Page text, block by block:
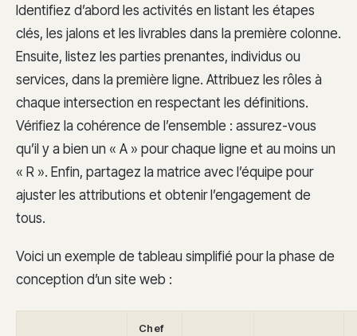
Identifiez d’abord les activités en listant les étapes
clés, les jalons et les livrables dans la première colonne.
Ensuite, listez les parties prenantes, individus ou
services, dans la première ligne. Attribuez les rôles à
chaque intersection en respectant les définitions.
Vérifiez la cohérence de l’ensemble : assurez-vous
qu’il y a bien un « A » pour chaque ligne et au moins un
« R ». Enfin, partagez la matrice avec l’équipe pour
ajuster les attributions et obtenir l’engagement de
tous.
Voici un exemple de tableau simplifié pour la phase de
conception d’un site web :
Chef